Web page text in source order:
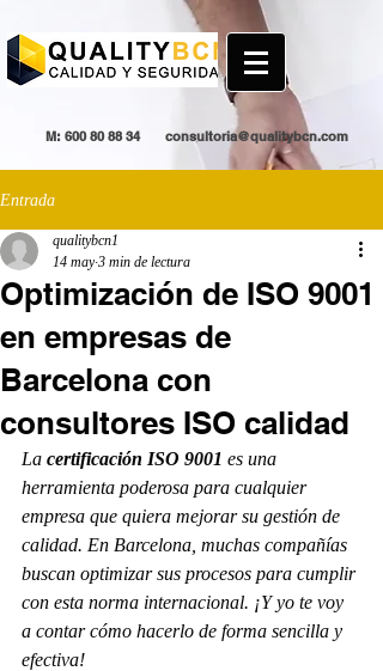
M: 600 80 88 34 consultoria@qualitybcn.com
Entrada
Optimización de ISO 9001
en empresas de
Barcelona con
consultores ISO calidad
qualitybcn1
14 may 3 min de lectura
La certificación ISO 9001 es una
herramienta poderosa para cualquier
empresa que quiera mejorar su gestión de
calidad. En Barcelona, muchas compañías
buscan optimizar sus procesos para cumplir
con esta norma internacional. ¡Y yo te voy
a contar cómo hacerlo de forma sencilla y
efectiva!